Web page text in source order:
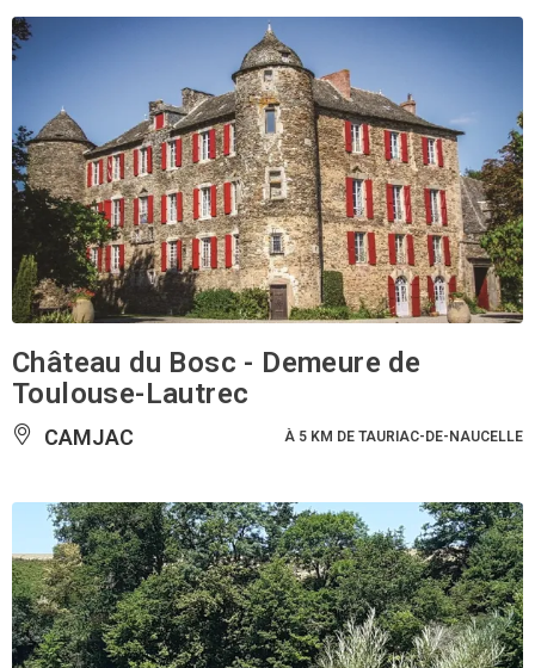
Château du Bosc - Demeure de
Toulouse-Lautrec
CAMJAC À 5 KM DE TAURIAC-DE-NAUCELLE